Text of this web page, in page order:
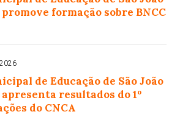
formação sobre BNCC
de Educação de São João
resultados do 1º
do CNCA